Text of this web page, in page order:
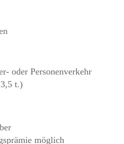
oder Personenverkehr
t.)
möglich